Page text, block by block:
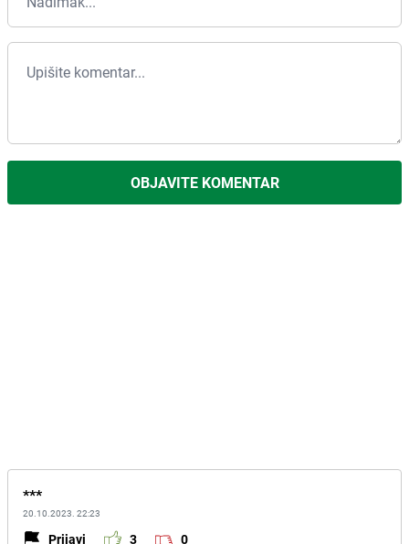
OBJAVITE KOMENTAR
***
20.10.2023. 22:23
Prijavi 3 0